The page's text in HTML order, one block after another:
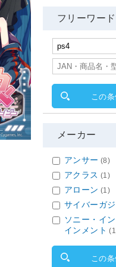
フリーワード
この
メーカー
アンサー (8)
アクラス (1)
アローン (1)
サイバーガ
ソニー・イ
インメント
この